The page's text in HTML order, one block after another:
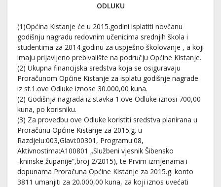
ODLUKU
(1)Općina Kistanje će u 2015.godini isplatiti novčanu
godišnju nagradu redovnim učenicima srednjih škola i
studentima za 2014.godinu za uspješno školovanje , a koji
imaju prijavljeno prebivalište na području Općine Kistanje.
(2) Ukupna financijska sredstva koja se osiguravaju
Proračunom Općine Kistanje za isplatu godišnje nagrade
iz st.1.ove Odluke iznose 30.000,00 kuna.
(2) Godišnja nagrada iz stavka 1.ove Odluke iznosi 700,00
kuna, po korisniku.
(3) Za provedbu ove Odluke koristiti sredstva planirana u
Proračunu Općine Kistanje za 2015.g. u
Razdjelu:003,Glavi:00301, Programu:08,
Aktivnostima:A100801 „Službeni vjesnik Šibensko
-kninske županije“,broj 2/2015), te Prvim izmjenama i
dopunama Proračuna Općine Kistanje za 2015.g. konto
3811 umanjiti za 20.000,00 kuna, za koji iznos uvećati